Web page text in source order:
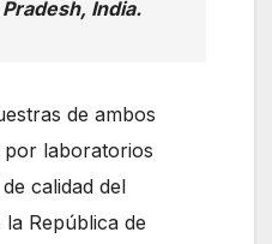
India.
de ambos
laboratorios
calidad del
República de